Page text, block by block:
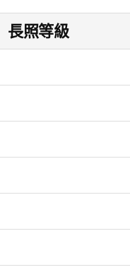
長照等級